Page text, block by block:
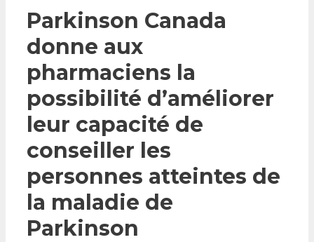
Parkinson Canada
donne aux
pharmaciens la
possibilité d’améliorer
leur capacité de
conseiller les
personnes atteintes de
la maladie de
Parkinson